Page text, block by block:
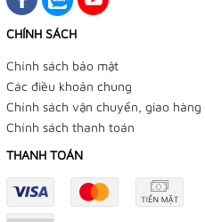
CHÍNH SÁCH
Chính sách bảo mật
Các điều khoản chung
Chính sách vận chuyển, giao hàng
Chính sách thanh toán
THANH TOÁN